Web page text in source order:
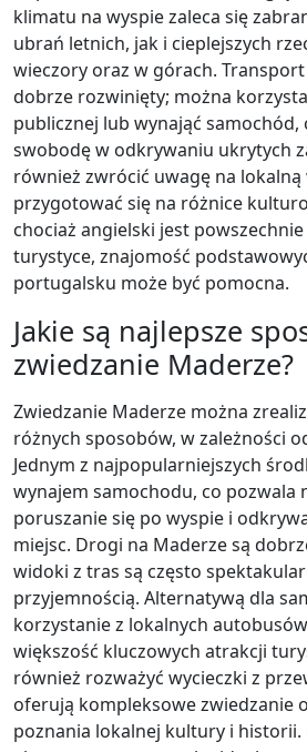
klimatu na wyspie zaleca się
ubrań letnich, jak i cieplejszych
wieczory oraz w górach.
dobrze rozwinięty; można
publicznej lub wynająć samochód,
swobodę w odkrywaniu ukrytych
również zwrócić uwagę na lokalną
przygotować się na różnice
chociaż angielski jest
turystyce, znajomość
portugalsku może być pomocna.
Jakie są najlepsze
zwiedzanie Maderze?
Zwiedzanie Maderze można
różnych sposobów, w zależności
Jednym z najpopularniejszych
wynajem samochodu, co pozwala
poruszanie się po wyspie i
miejsc. Drogi na Maderze są
widoki z tras są często
przyjemnością. Alternatywą dla
korzystanie z lokalnych
większość kluczowych atrakcji
również rozważyć wycieczki z
oferują kompleksowe zwiedzanie
poznania lokalnej kultury i historii.